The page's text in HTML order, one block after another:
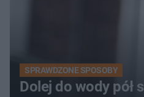
SPRAWDZONE SPOSOBY
Dolej do wody pół